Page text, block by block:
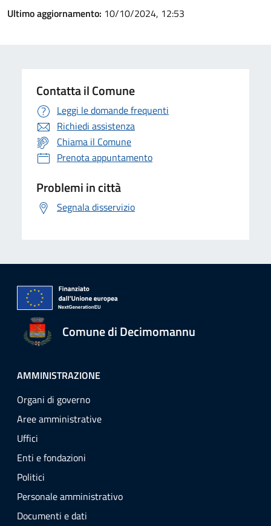
Ultimo aggiornamento: 10/10/2024, 12:53
Contatta il Comune
Leggi le domande frequenti
Richiedi assistenza
Chiama il Comune
Prenota appuntamento
Problemi in città
Segnala disservizio
Comune di Decimomannu
AMMINISTRAZIONE
Organi di governo
Aree amministrative
Uffici
Enti e fondazioni
Politici
Personale amministrativo
Documenti e dati